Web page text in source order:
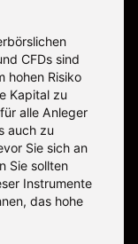
CFDs sind
hohen Risiko
Kapital zu
alle Anleger
auch zu
Sie sich an
Sie sollten
Instrumente
das hohe